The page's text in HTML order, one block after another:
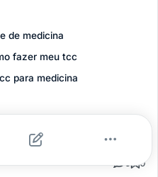
de medicina
fazer meu tcc
para medicina
0 0